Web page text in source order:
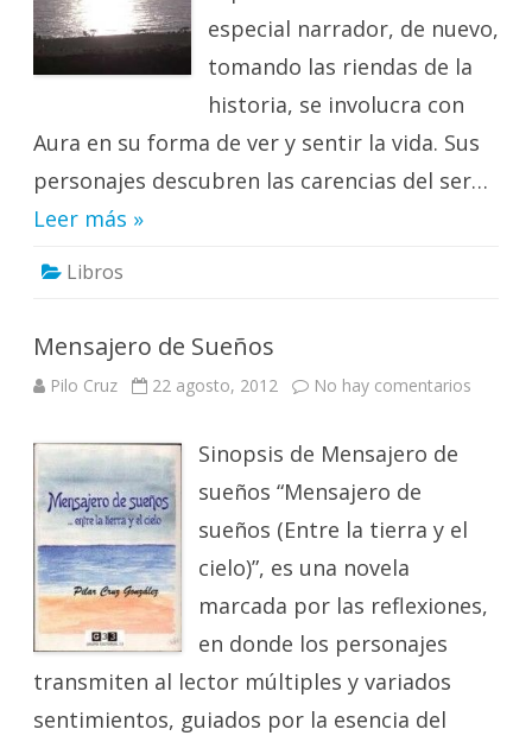
especial narrador, de nuevo,
tomando las riendas de la
historia, se involucra con
Aura en su forma de ver y sentir la vida. Sus
personajes descubren las carencias del ser…
Leer más »
Libros
Mensajero de Sueños
Pilo Cruz 22 agosto, 2012 No hay comentarios
Sinopsis de Mensajero de
sueños “Mensajero de
sueños (Entre la tierra y el
cielo)”, es una novela
marcada por las reflexiones,
en donde los personajes
transmiten al lector múltiples y variados
sentimientos, guiados por la esencia del